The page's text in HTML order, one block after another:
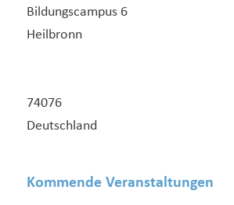
Bildungscampus 6
Heilbronn
74076
Deutschland
Kommende Veranstaltungen